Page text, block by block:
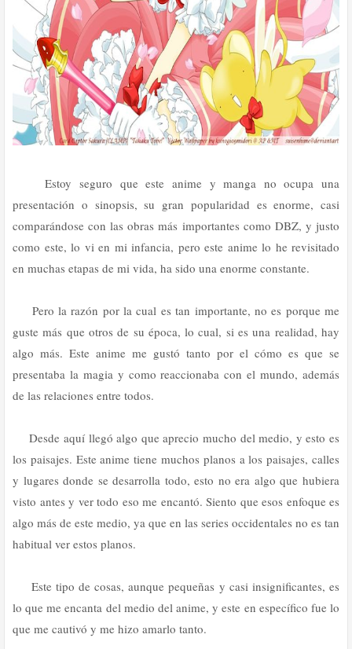
Estoy seguro que este anime y manga no ocupa una
presentación o sinopsis, su gran popularidad es enorme, casi
comparándose con las obras más importantes como DBZ, y justo
como este, lo vi en mi infancia, pero este anime lo he revisitado
en muchas etapas de mi vida, ha sido una enorme constante.
Pero la razón por la cual es tan importante, no es porque me
guste más que otros de su época, lo cual, si es una realidad, hay
algo más. Este anime me gustó tanto por el cómo es que se
presentaba la magia y como reaccionaba con el mundo, además
de las relaciones entre todos.
Desde aquí llegó algo que aprecio mucho del medio, y esto es
los paisajes. Este anime tiene muchos planos a los paisajes, calles
y lugares donde se desarrolla todo, esto no era algo que hubiera
visto antes y ver todo eso me encantó. Siento que esos enfoque es
algo más de este medio, ya que en las series occidentales no es tan
habitual ver estos planos.
Este tipo de cosas, aunque pequeñas y casi insignificantes, es
lo que me encanta del medio del anime, y este en específico fue lo
que me cautivó y me hizo amarlo tanto.